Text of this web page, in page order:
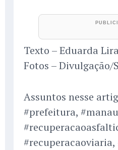
Texto – Eduarda
Fotos – Divulgação/
Assuntos nesse
#prefeitura,